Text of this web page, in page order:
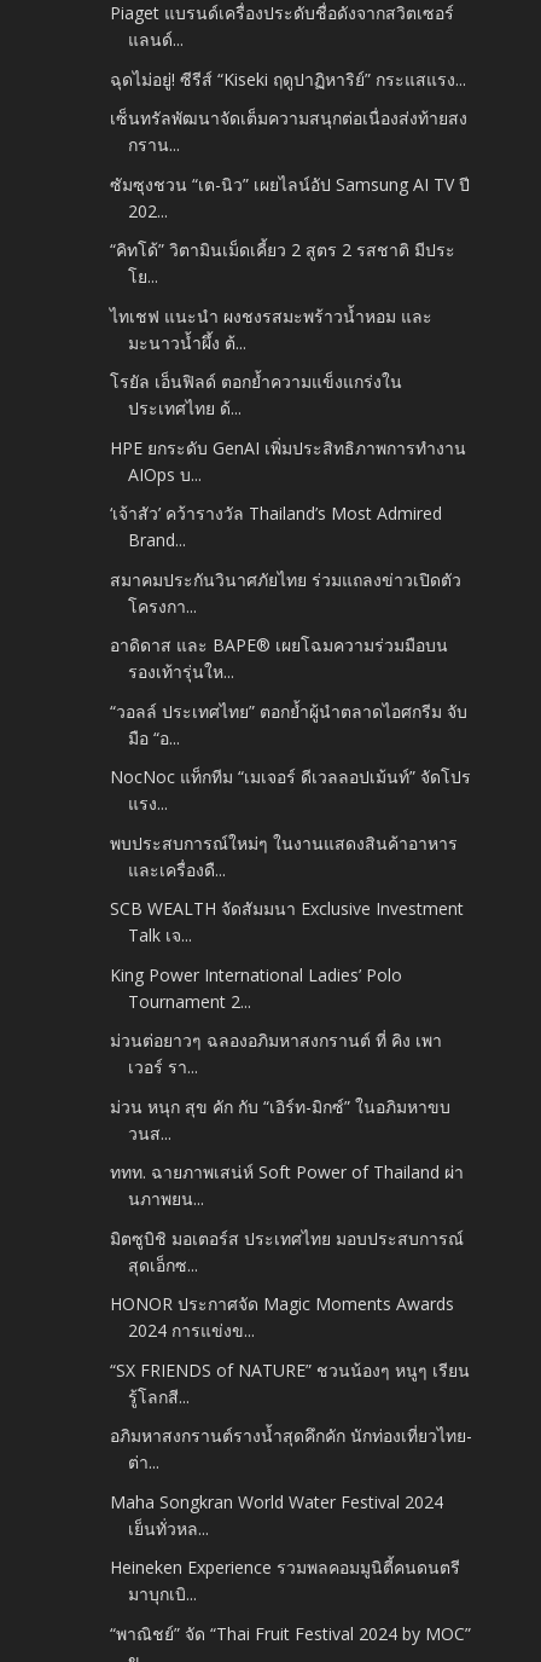
Piaget แบรนด์เครื่องประดับชื่อดังจากสวิตเซอร์
แลนด์...
ฉุดไม่อยู่! ซีรีส์ “Kiseki ฤดูปาฏิหาริย์” กระแสแรง...
เซ็นทรัลพัฒนาจัดเต็มความสนุกต่อเนื่องส่งท้ายสง
กราน...
ซัมซุงชวน “เต-นิว” เผยไลน์อัป Samsung AI TV ปี
202...
“คิทโด้” วิตามินเม็ดเคี้ยว 2 สูตร 2 รสชาติ มีประ
โย...
ไทเชฟ แนะนำ ผงชงรสมะพร้าวน้ำหอม และ
มะนาวน้ำผึ้ง ต้...
โรยัล เอ็นฟิลด์ ตอกย้ำความแข็งแกร่งใน
ประเทศไทย ด้...
HPE ยกระดับ GenAI เพิ่มประสิทธิภาพการทำงาน
AIOps บ...
‘เจ้าสัว’ คว้ารางวัล Thailand’s Most Admired
Brand...
สมาคมประกันวินาศภัยไทย ร่วมแถลงข่าวเปิดตัว
โครงกา...
อาดิดาส และ BAPE® เผยโฉมความร่วมมือบน
รองเท้ารุ่นให...
“วอลล์ ประเทศไทย” ตอกย้ำผู้นำตลาดไอศกรีม จับ
มือ “อ...
NocNoc แท็กทีม “เมเจอร์ ดีเวลลอปเม้นท์” จัดโปร
แรง...
พบประสบการณ์ใหม่ๆ ในงานแสดงสินค้าอาหาร
และเครื่องดื...
SCB WEALTH จัดสัมมนา Exclusive Investment
Talk เจ...
King Power International Ladies’ Polo
Tournament 2...
ม่วนต่อยาวๆ ฉลองอภิมหาสงกรานต์ ที่ คิง เพา
เวอร์ รา...
ม่วน หนุก สุข คัก กับ “เอิร์ท-มิกซ์” ในอภิมหาขบ
วนส...
ททท. ฉายภาพเสน่ห์ Soft Power of Thailand ผ่า
นภาพยน...
มิตซูบิชิ มอเตอร์ส ประเทศไทย มอบประสบการณ์
สุดเอ็กซ...
HONOR ประกาศจัด Magic Moments Awards
2024 การแข่งข...
“SX FRIENDS of NATURE” ชวนน้องๆ หนูๆ เรียน
รู้โลกสี...
อภิมหาสงกรานต์รางน้ำสุดคึกคัก นักท่องเที่ยวไทย-
ต่า...
Maha Songkran World Water Festival 2024
เย็นทั่วหล...
Heineken Experience รวมพลคอมมูนิตี้คนดนตรี
มาบุกเบิ...
“พาณิชย์” จัด “Thai Fruit Festival 2024 by MOC”